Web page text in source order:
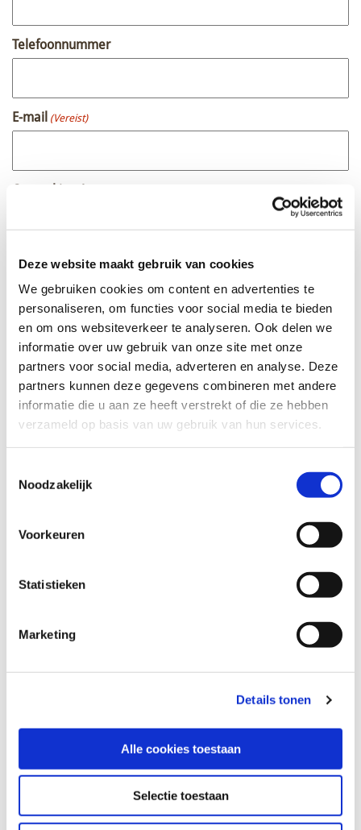
Deze website maakt gebruik van cookies
We gebruiken cookies om content en advertenties te
personaliseren, om functies voor social media te bieden
en om ons websiteverkeer te analyseren. Ook delen we
informatie over uw gebruik van onze site met onze
partners voor social media, adverteren en analyse. Deze
partners kunnen deze gegevens combineren met andere
informatie die u aan ze heeft verstrekt of die ze hebben
verzameld op basis van uw gebruik van hun services.
Noodzakelijk
Voorkeuren
Statistieken
Marketing
Details tonen
Alle cookies toestaan
Selectie toestaan
Telefoonnummer
E-mail (Vereist)
Opmerking / vraag
Vrouw